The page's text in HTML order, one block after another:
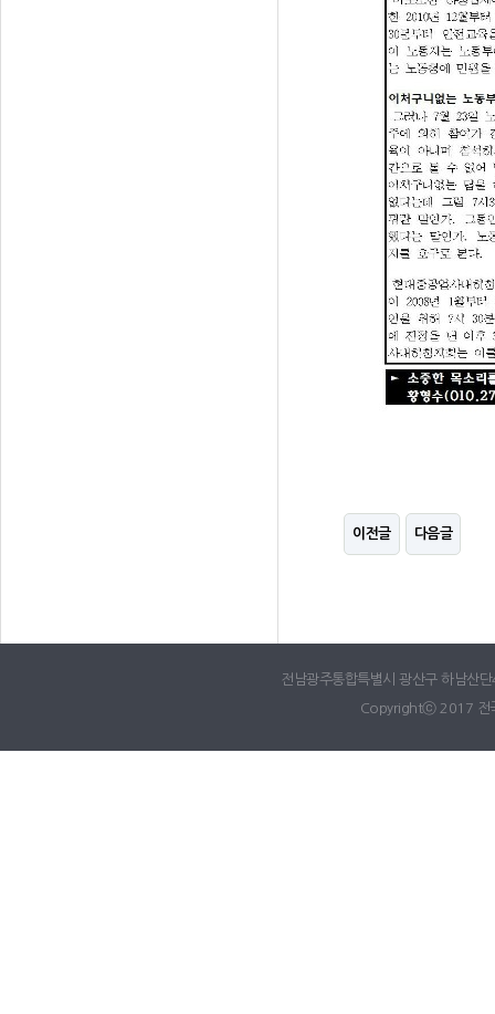
이전글 다음글
전남광주통합특별시 광산구 하남
Copyrightⓒ 2017 전